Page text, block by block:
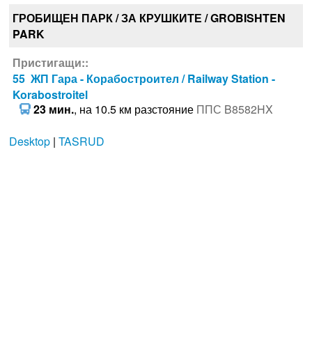
ГРОБИЩЕН ПАРК / ЗА КРУШКИТЕ / GROBISHTEN
PARK
Пристигащи::
55 ЖП Гара - Корабостроител / Railway Station -
Korabostroitel
23 мин., на 10.5 км разстояние ППС B8582HX
Desktop| TASRUD